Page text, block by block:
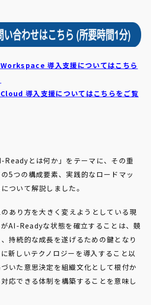
導入支援についてはこちら
導入支援についてはこちらをご覧
Readyとは何か」をテーマに、その重
5つの構成要素、実践的なロードマッ
ついて解説しました。
あり方を大きく変えようとしている現
AI-Readyな状態を確立することは、競
持続的な成長を遂げるための鍵となり
新しいテクノロジーを導入すること以
いた意思決定を組織文化として根付か
応できる体制を構築することを意味し